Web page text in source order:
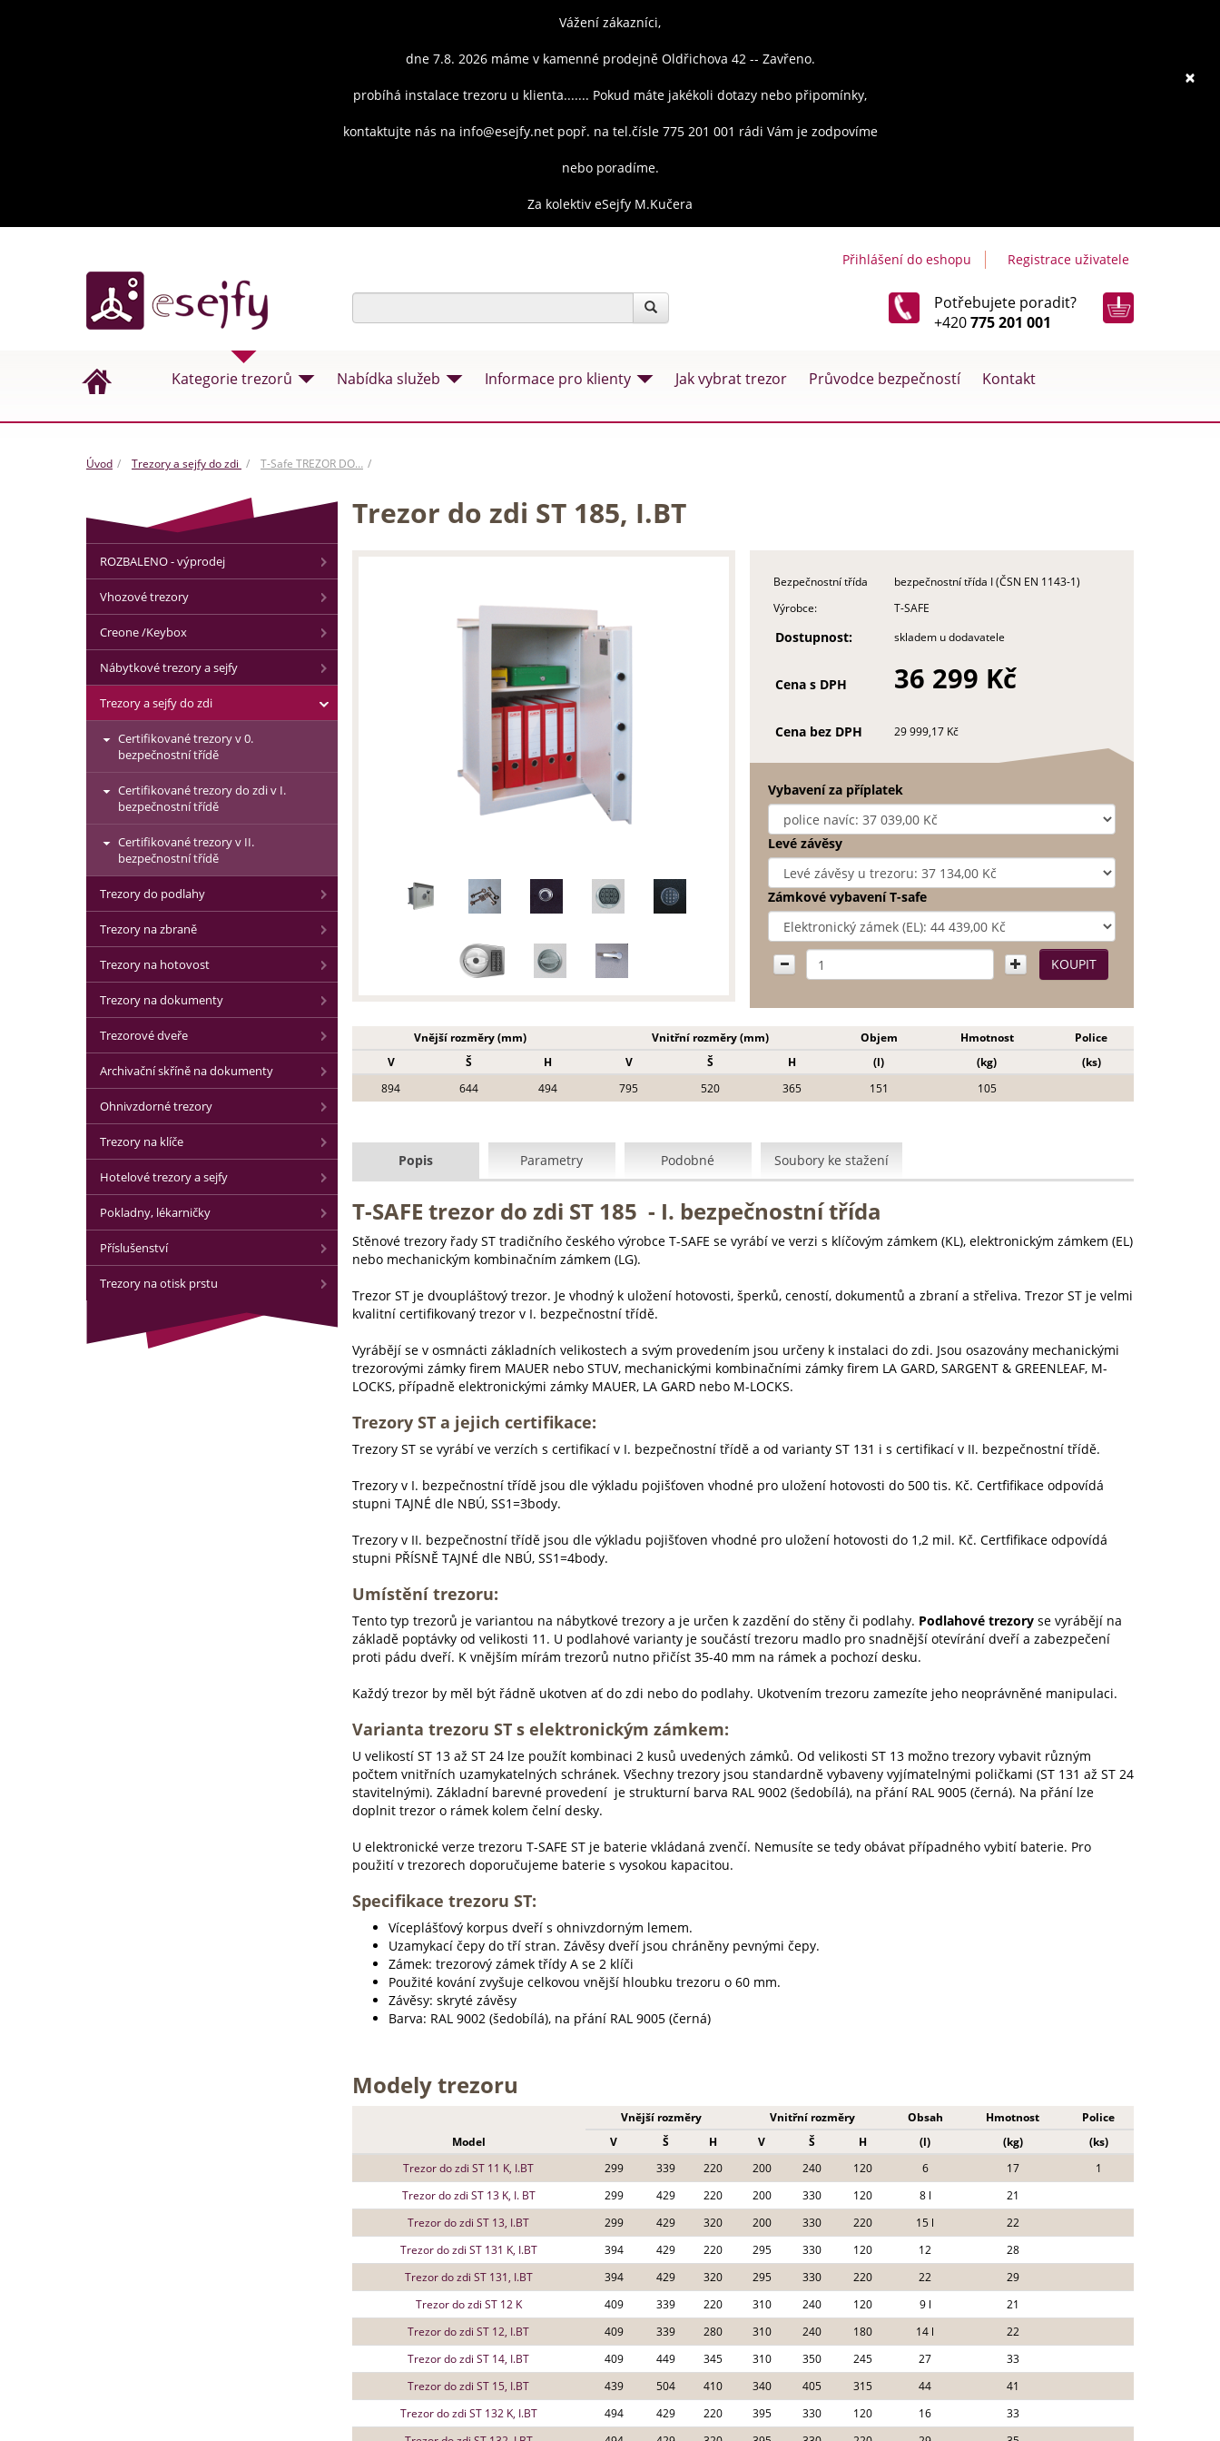
×
Vážení zákazníci,
dne 7.8. 2026 máme v kamenné prodejně Oldřichova 42 -- Zavřeno.
probíhá instalace trezoru u klienta....... Pokud máte jakékoli dotazy nebo připomínky,
kontaktujte nás na info@esejfy.net popř. na tel.čísle 775 201 001 rádi Vám je zodpovíme
nebo poradíme.
Za kolektiv eSejfy M.Kučera
Přihlášení do eshopu Registrace uživatele
Potřebujete poradit?
+420775 201 001
Kategorie trezorů Nabídka služeb Informace pro klienty Jak vybrat trezor Průvodce bezpečností Kontakt
Úvod Trezory a sejfy do zdi T-Safe TREZOR DO…
Trezor do zdi ST 185, I.BT
Bezpečnostní třída
bezpečnostní třída I (ČSN EN 1143-1)
Výrobce:
T-SAFE
Dostupnost: skladem u dodavatele
Cena s DPH 36 299 Kč
Cena bez DPH 29 999,17 Kč
Vybavení za příplatek
Levé závěsy
Zámkové vybavení T-safe
Vnější rozměry (mm) Vnitřní rozměry (mm) Objem Hmotnost
Police
V
Š H V Š H (l) (kg)
(ks)
894
644 494 795 520 365 151 105
Popis Parametry Podobné Soubory ke stažení
T-SAFE trezor do zdi ST 185 - I. bezpečnostní třída
Stěnové trezory řady ST tradičního českého výrobce T-SAFE se vyrábí ve verzi s klíčovým zámkem (KL), elektronickým zámkem (EL)
nebo mechanickým kombinačním zámkem (LG).
Trezor ST je dvoupláštový trezor. Je vhodný k uložení hotovosti, šperků, ceností, dokumentů a zbraní a střeliva. Trezor ST je velmi
kvalitní certifikovaný trezor v I. bezpečnostní třídě.
Vyrábějí se v osmnácti základních velikostech a svým provedením jsou určeny k instalaci do zdi. Jsou osazovány mechanickými
trezorovými zámky firem MAUER nebo STUV, mechanickými kombinačními zámky firem LA GARD, SARGENT & GREENLEAF, M-
LOCKS, případně elektronickými zámky MAUER, LA GARD nebo M-LOCKS.
Trezory ST a jejich certifikace:
Trezory ST se vyrábí ve verzích s certifikací v I. bezpečnostní třídě a od varianty ST 131 i s certifikací v II. bezpečnostní třídě.
Trezory v I. bezpečnostní třídě jsou dle výkladu pojišťoven vhodné pro uložení hotovosti do 500 tis. Kč. Certfifikace odpovídá
stupni TAJNÉ dle NBÚ, SS1=3body.
Trezory v II. bezpečnostní třídě jsou dle výkladu pojišťoven vhodné pro uložení hotovosti do 1,2 mil. Kč. Certfifikace odpovídá
stupni PŘÍSNĚ TAJNÉ dle NBÚ, SS1=4body.
Umístění trezoru:
Tento typ trezorů je variantou na nábytkové trezory a je určen k zazdění do stěny či podlahy. Podlahové trezory se vyrábějí na
základě poptávky od velikosti 11. U podlahové varianty je součástí trezoru madlo pro snadnější otevírání dveří a zabezpečení
proti pádu dveří. K vnějším mírám trezorů nutno přičíst 35-40 mm na rámek a pochozí desku.
Každý trezor by měl být řádně ukotven ať do zdi nebo do podlahy. Ukotvením trezoru zamezíte jeho neoprávněné manipulaci.
Varianta trezoru ST s elektronickým zámkem:
U velikostí ST 13 až ST 24 lze použít kombinaci 2 kusů uvedených zámků. Od velikosti ST 13 možno trezory vybavit různým
počtem vnitřních uzamykatelných schránek. Všechny trezory jsou standardně vybaveny vyjímatelnými poličkami (ST 131 až ST 24
stavitelnými). Základní barevné provedení je strukturní barva RAL 9002 (šedobílá), na přání RAL 9005 (černá). Na přání lze
doplnit trezor o rámek kolem čelní desky.
U elektronické verze trezoru T-SAFE ST je baterie vkládaná zvenčí. Nemusíte se tedy obávat případného vybití baterie. Pro
použití v trezorech doporučujeme baterie s vysokou kapacitou.
Specifikace trezoru ST:
Víceplášťový korpus dveří s ohnivzdorným lemem.
Uzamykací čepy do tří stran. Závěsy dveří jsou chráněny pevnými čepy.
Zámek: trezorový zámek třídy A se 2 klíči
Použité kování zvyšuje celkovou vnější hloubku trezoru o 60 mm.
Závěsy: skryté závěsy
Barva: RAL 9002 (šedobílá), na přání RAL 9005 (černá)
Modely trezoru
Model
Vnější rozměry Vnitřní rozměry Obsah Hmotnost
Police
V
Š H V Š H (l) (kg)
(ks)
Trezor do zdi ST 11 K, I.BT
299 339 220 200 240 120 6 17
1
Trezor do zdi ST 13 K, I. BT
299 429 220 200 330 120 8 l
21
Trezor do zdi ST 13, I.BT
299 429 320 200 330 220 15 l
22
Trezor do zdi ST 131 K, I.BT
394 429 220 295 330 120 12
28
Trezor do zdi ST 131, I.BT
394 429 320 295 330 220 22
29
Trezor do zdi ST 12 K
409 339 220 310 240 120 9 l
21
Trezor do zdi ST 12, I.BT
409 339 280 310 240 180 14 l
22
Trezor do zdi ST 14, I.BT
409 449 345 310 350 245 27
33
Trezor do zdi ST 15, I.BT
439 504 410 340 405 315 44
41
Trezor do zdi ST 132 K, I.BT
494 429 220 395 330 120 16
33
ROZBALENO - výprodej
Vhozové trezory
Creone /Keybox
Nábytkové trezory a sejfy
Trezory a sejfy do zdi
Certifikované trezory v 0.
bezpečnostní třídě
Certifikované trezory do zdi v I.
bezpečnostní třídě
Certifikované trezory v II.
bezpečnostní třídě
Trezory do podlahy
Trezory na zbraně
Trezory na hotovost
Trezory na dokumenty
Trezorové dveře
Archivační skříně na dokumenty
Ohnivzdorné trezory
Trezory na klíče
Hotelové trezory a sejfy
Pokladny, lékarničky
Příslušenství
Trezory na otisk prstu